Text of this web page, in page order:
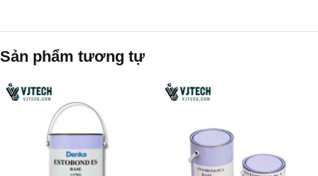
Sản phẩm tương tự